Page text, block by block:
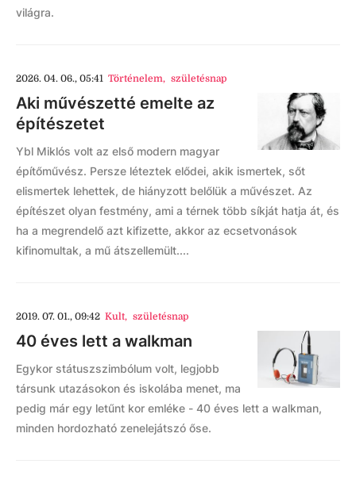
világra.
2026. 04. 06., 05:41 Történelem, születésnap
Aki művészetté emelte az
építészetet
Ybl Miklós volt az első modern magyar
építőművész. Persze léteztek elődei, akik ismertek, sőt
elismertek lehettek, de hiányzott belőlük a művészet. Az
építészet olyan festmény, ami a térnek több síkját hatja át, és
ha a megrendelő azt kifizette, akkor az ecsetvonások
kifinomultak, a mű átszellemült....
2019. 07. 01., 09:42 Kult, születésnap
40 éves lett a walkman
Egykor státuszszimbólum volt, legjobb
társunk utazásokon és iskolába menet, ma
pedig már egy letűnt kor emléke - 40 éves lett a walkman,
minden hordozható zenelejátszó őse.